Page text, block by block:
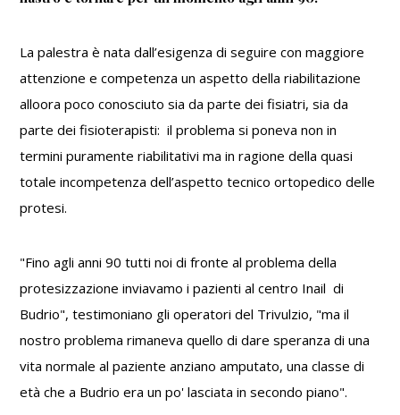
La palestra è nata dall’esigenza di seguire con maggiore
attenzione e competenza un aspetto della riabilitazione
alloora poco conosciuto sia da parte dei fisiatri, sia da
parte dei fisioterapisti: il problema si poneva non in
termini puramente riabilitativi ma in ragione della quasi
totale incompetenza dell’aspetto tecnico ortopedico delle
protesi.
"Fino agli anni 90 tutti noi di fronte al problema della
protesizzazione inviavamo i pazienti al centro Inail di
Budrio", testimoniano gli operatori del Trivulzio, "ma il
nostro problema rimaneva quello di dare speranza di una
vita normale al paziente anziano amputato, una classe di
età che a Budrio era un po' lasciata in secondo piano".